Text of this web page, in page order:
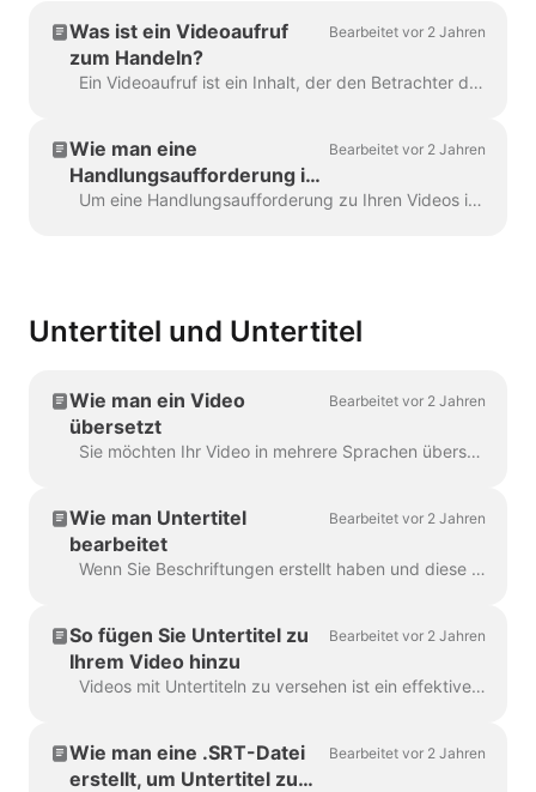
Was ist ein Videoaufruf
zum Handeln?
Bearbeitet vor 2 Jahren
Ein Videoaufruf ist ein Inhalt, der den Betrachter dazu veranlasst, eine bestimmte Handlung auszuführen, nachdem er Ihr Video gesehen hat. Das kann sein (aber ...
Wie man eine
Handlungsaufforderung in
seine Videos einfügt
Bearbeitet vor 2 Jahren
Um eine Handlungsaufforderung zu Ihren Videos in Wave.video hinzuzufügen, klicken Sie auf das Zeichen "Handlungsaufforderung hinzufügen" auf der Zeitleiste. Es wird in der Zeitleiste verfügbar sein ...
Untertitel und Untertitel
Wie man ein Video
übersetzt
Bearbeitet vor 2 Jahren
Sie möchten Ihr Video in mehrere Sprachen übersetzen lassen? Wir haben das im Griff! Hinweis: Wir verwenden hier eine automatische Untertitelung. Ihr monatliches Limit...
Wie man Untertitel
bearbeitet
Bearbeitet vor 2 Jahren
Wenn Sie Beschriftungen erstellt haben und diese teilen oder zusammenführen möchten, verwenden Sie die Funktion "Beschriftung teilen" oder die Tasten "Enter" und "Backspace". Mit diesen Optionen...
So fügen Sie Untertitel zu
Ihrem Video hinzu
Bearbeitet vor 2 Jahren
Videos mit Untertiteln zu versehen ist ein effektiver Weg, um mehr Zuschauer zu erreichen und das Engagement für Ihre Inhalte zu erhöhen. Mit Wave.video können Sie ganz einfach automatische Untersc...
Wie man eine .SRT-Datei
erstellt, um Untertitel zu
Bearbeitet vor 2 Jahren